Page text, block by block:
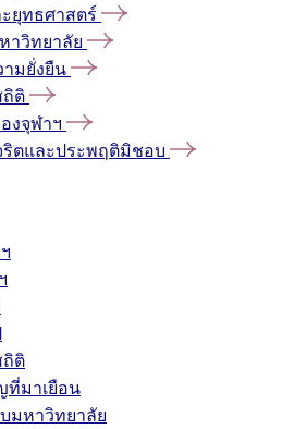
ยุทธศาสตร์
วิทยาลัย
ามยั่งยืน
ติ
งจุฬาฯ
ริตและประพฤติมิชอบ
ติ
มาเยือน
มหาวิทยาลัย